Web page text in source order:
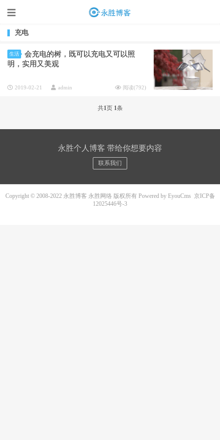
充电
生活
会充电的树，既可以充电又可以照
明，实用又美观
2019-02-21 admin 阅读(792)
共1页 1条
永胜个人博客 带给你想要内容
联系我们
Copyright © 2008-2022 永胜博客 永胜网络 版权所有Powered by EyouCms 京ICP备
12025446号-3